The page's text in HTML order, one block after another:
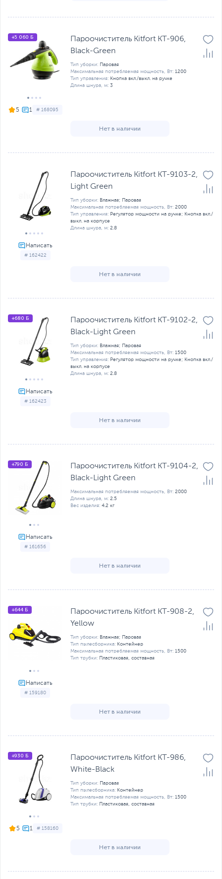
5 # 168095
+5 060 Б
Пароочиститель Kitfort KT-906,
Black-Green
Тип уборки: Паровая
Максимальная потребляемая мощность, Вт: 1200
Тип управления: Кнопка вкл./выкл. на ручке
Длина шнура, м: 3
Нет в наличии
# 162422
Пароочиститель Kitfort KT-9103-2,
Light Green
Тип уборки: Влажная; Паровая
Максимальная потребляемая мощность, Вт: 2000
Тип управления: Регулятор мощности на ручке; Кнопка вкл./
выкл. на корпусе
Длина шнура, м: 2.8
Нет в наличии
# 162423
+680 Б
Пароочиститель Kitfort KT-9102-2,
Black-Light Green
Тип уборки: Влажная; Паровая
Максимальная потребляемая мощность, Вт: 1500
Тип управления: Регулятор мощности на ручке; Кнопка вкл./
выкл. на корпусе
Длина шнура, м: 2.8
Нет в наличии
# 161656
+790 Б
Пароочиститель Kitfort KT-9104-2,
Black-Light Green
Максимальная потребляемая мощность, Вт: 2000
Длина шнура, м: 2.5
Вес изделия: 4.2 кг
Нет в наличии
# 159180
+644 Б
Пароочиститель Kitfort KT-908-2,
Yellow
Тип уборки: Влажная; Паровая
Тип пылесборника: Контейнер
Максимальная потребляемая мощность, Вт: 1500
Тип трубки: Пластиковая, составная
Нет в наличии
5 # 158160
+930 Б
Пароочиститель Kitfort KT-986,
White-Black
Тип уборки: Паровая
Тип пылесборника: Контейнер
Максимальная потребляемая мощность, Вт: 1500
Тип трубки: Пластиковая, составная
Нет в наличии